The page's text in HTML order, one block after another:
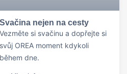
Svačina nejen na cesty
Vezměte si svačinu a dopřejte si
svůj OREA moment kdykoli
během dne.